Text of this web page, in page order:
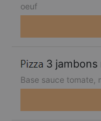
oeuf
3 jambons
Base sauce tomate,